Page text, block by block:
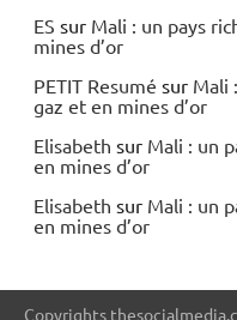
ES sur Mali : un pays
mines d’or
PETIT Resumé sur Mali
gaz et en mines d’or
Elisabeth sur Mali : un
en mines d’or
Elisabeth sur Mali : un
en mines d’or
Copyrights